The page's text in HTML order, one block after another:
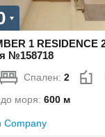
1 RESIDENCE
№158718
Спален:2
до моря:600 м
Company